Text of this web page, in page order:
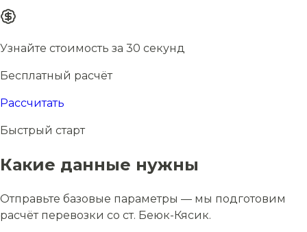
Узнайте стоимость за 30 секунд
Бесплатный расчёт
Рассчитать
Быстрый старт
Какие данные нужны
Отправьте базовые параметры — мы подготовим
расчёт перевозки со ст. Беюк-Кясик.